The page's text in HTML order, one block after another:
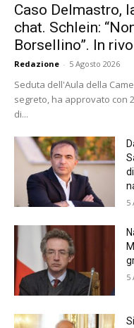
Caso Delmastro,
chat. Schlein:
Borsellino”. In
Redazione - 5 Agosto 2026
Seduta dell'Aula della
segreto, ha approvato con
di...
5
5